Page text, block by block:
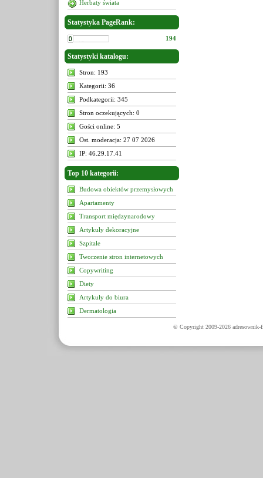
Herbaty świata
Statystyka PageRank:
194
Statystyki katalogu:
Stron: 193
Kategorii: 36
Podkategorii: 345
Stron oczekujących: 0
Gości online: 5
Ost. moderacja: 27 07 2026
IP: 46.29.17.41
Top 10 kategorii:
Budowa obiektów przemysłowych
Apartamenty
Transport międzynarodowy
Artykuły dekoracyjne
Szpitale
Tworzenie stron internetowych
Copywriting
Diety
Artykuły do biura
Dermatologia
© Copyright 2009-2026